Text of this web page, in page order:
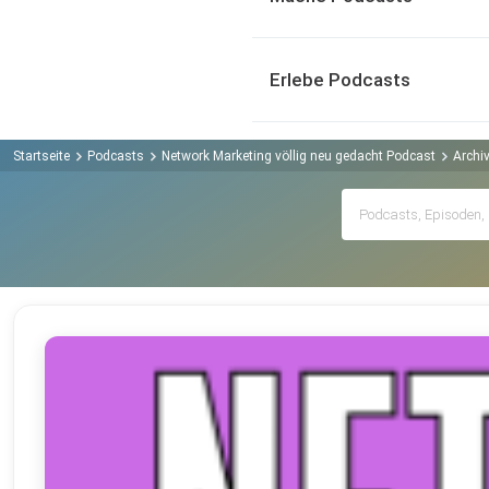
Erlebe Podcasts
Startseite Podcasts Network Marketing völlig neu gedacht Podcast Archiv